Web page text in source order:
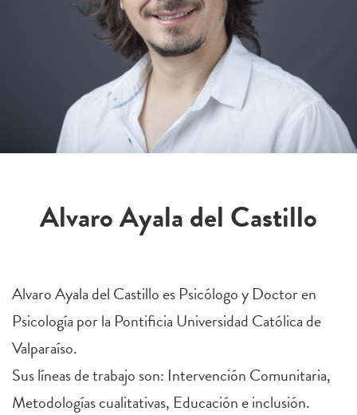
Alvaro Ayala del Castillo
Alvaro Ayala del Castillo es Psicólogo y Doctor en
Psicología por la Pontificia Universidad Católica de
Valparaíso.
Sus líneas de trabajo son: Intervención Comunitaria,
Metodologías cualitativas, Educación e inclusión.